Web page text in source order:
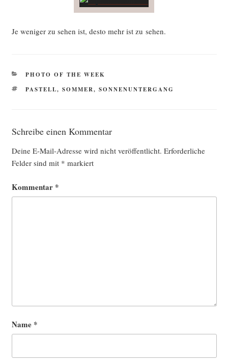
Je weni­ger zu sehen ist, des­to mehr ist zu sehen.
KATEGORIEN
PHOTO OF THE WEEK
SCHLAGWÖRTER
PASTELL, SOMMER, SONNENUNTERGANG
Schreibe einen Kommentar
Deine E-Mail-Adresse wird nicht veröffentlicht. Erforderliche
Felder sind mit * markiert
Kommentar *
Name *